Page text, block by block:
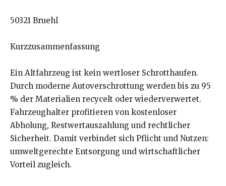
50321 Bruehl
Kurzzusammenfassung
Ein Altfahrzeug ist kein wertloser Schrotthaufen.
Durch moderne Autoverschrottung werden bis zu 95
% der Materialien recycelt oder wiederverwertet.
Fahrzeughalter profitieren von kostenloser
Abholung, Restwertauszahlung und rechtlicher
Sicherheit. Damit verbindet sich Pflicht und Nutzen:
umweltgerechte Entsorgung und wirtschaftlicher
Vorteil zugleich.